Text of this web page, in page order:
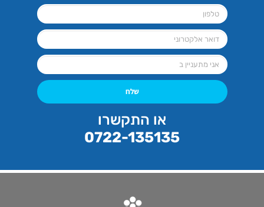
שלח
או התקשרו
0722-135135